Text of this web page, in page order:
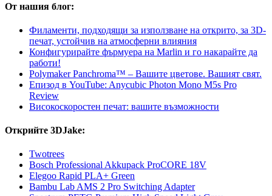
От нашия блог:
Филаменти, подходящи за използване на открито, за 3D-
печат, устойчив на атмосферни влияния
Конфигурирайте фърмуера на Marlin и го накарайте да
работи!
Polymaker Panchroma™ – Вашите цветове. Вашият свят.
Епизод в YouTube: Anycubic Photon Mono M5s Pro
Review
Високоскоростен печат: вашите възможности
Открийте 3DJake:
Twotrees
Bosch Professional Akkupack ProCORE 18V
Elegoo Rapid PLA+ Green
Bambu Lab AMS 2 Pro Switching Adapter